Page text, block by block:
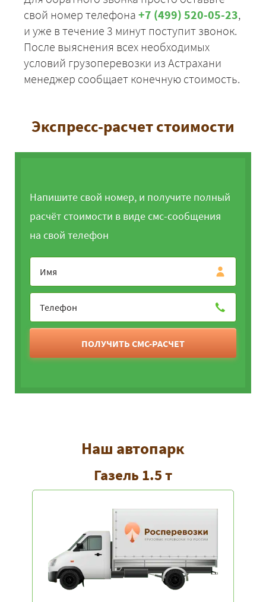
свой номер телефона +7 (499) 520-05-23,
и уже в течение 3 минут поступит звонок.
После выяснения всех необходимых
условий грузоперевозки из Астрахани
менеджер сообщает конечную стоимость.
Экспресс-расчет стоимости
Напишите свой номер, и получите полный
расчёт стоимости в виде смс-сообщения
на свой телефон
ПОЛУЧИТЬ СМС-РАСЧЕТ
Наш автопарк
Газель 1.5 т